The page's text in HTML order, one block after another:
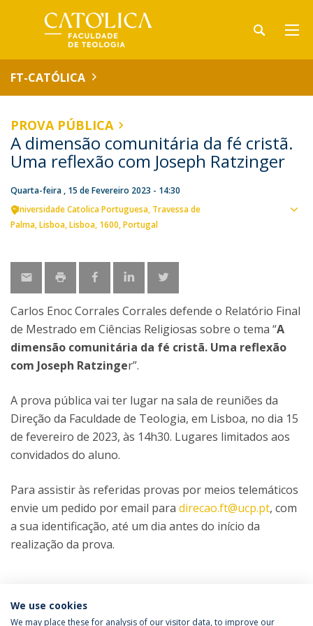
FT-CATÓLICA
PROVA PÚBLICA
A dimensão comunitária da fé cristã.
Uma reflexão com Joseph Ratzinger
Quarta-feira , 15 de Fevereiro 2023 - 14:30
Universidade Catolica Portuguesa Travessa de
Palma Lisboa Lisboa 1600 Portugal
Carlos Enoc Corrales Corrales defende o Relatório Final
de Mestrado em Ciências Religiosas sobre o tema “A
dimensão comunitária da fé cristã. Uma reflexão
com Joseph Ratzinger”.
A prova pública vai ter lugar na sala de reuniões da
Direção da Faculdade de Teologia, em Lisboa, no dia 15
de fevereiro de 2023, às 14h30. Lugares limitados aos
convidados do aluno.
Para assistir às referidas provas por meios telemáticos
envie um pedido por email para direcao.ft@ucp.pt, com
a sua identificação, até um dia antes do início da
realização da prova.
Mestrado em Ciências Religiosas
We use cookies
We may place these for analysis of our visitor data, to improve our